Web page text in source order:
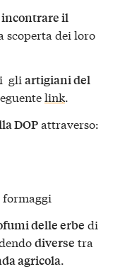
incontrare il
scoperta dei loro
gli artigiani del
link.
DOPattraverso:
formaggi
delle erbe di
diverse tra
agricola